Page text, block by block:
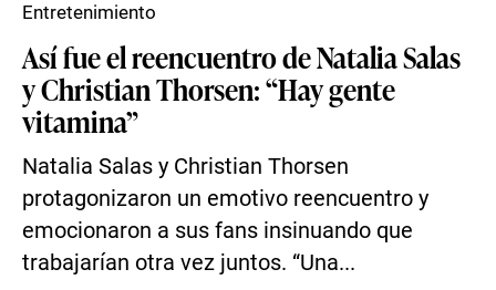
Así fue el reencuentro de Natalia Salas
y Christian Thorsen: “Hay gente
vitamina”
Natalia Salas y Christian Thorsen
protagonizaron un emotivo reencuentro y
emocionaron a sus fans insinuando que
trabajarían otra vez juntos. “Una...
Entretenimiento